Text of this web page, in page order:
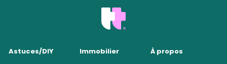
Astuces/DIY
Immobilier
À propos